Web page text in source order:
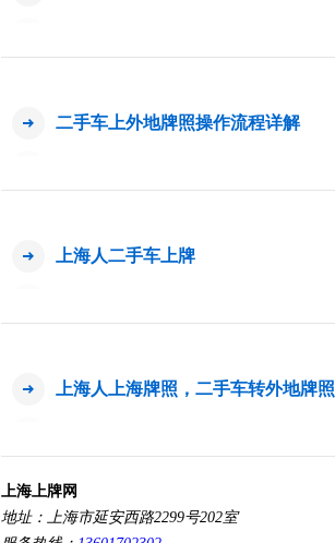
二手车上外地牌照操作流程详解
上海人二手车上牌
上海人上海牌照，二手车转外地牌照
上海上牌网
地址：上海市延安西路2299号202室